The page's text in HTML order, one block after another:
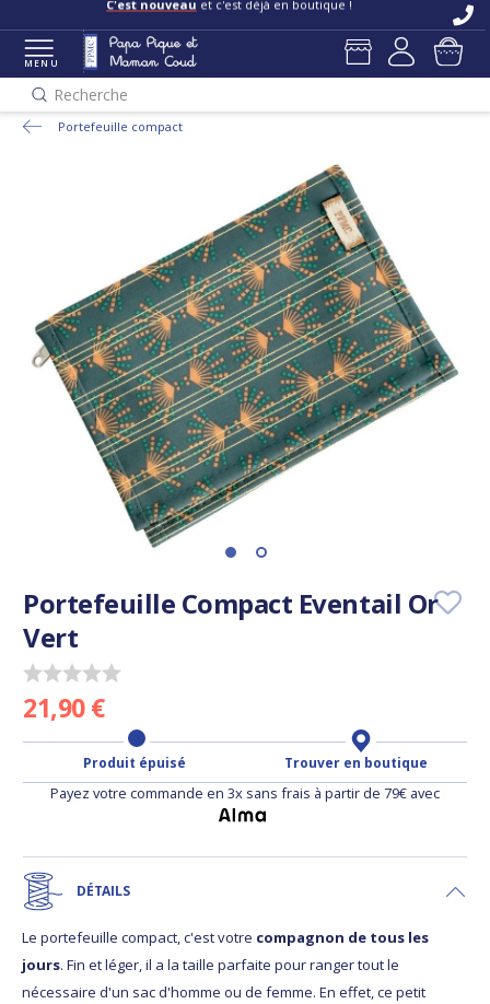
C'est nouveau et c'est déjà en boutique !
MENU
Recherche
Portefeuille compact
Portefeuille Compact Eventail Or
Vert
21,90 €
Produit épuisé Trouver en boutique
Payez votre commande en 3x sans frais à partir de 79€ avec
DÉTAILS
Le portefeuille compact, c'est votre compagnon de tous les
jours. Fin et léger, il a la taille parfaite pour ranger tout le
nécessaire d'un sac d'homme ou de femme. En effet, ce petit